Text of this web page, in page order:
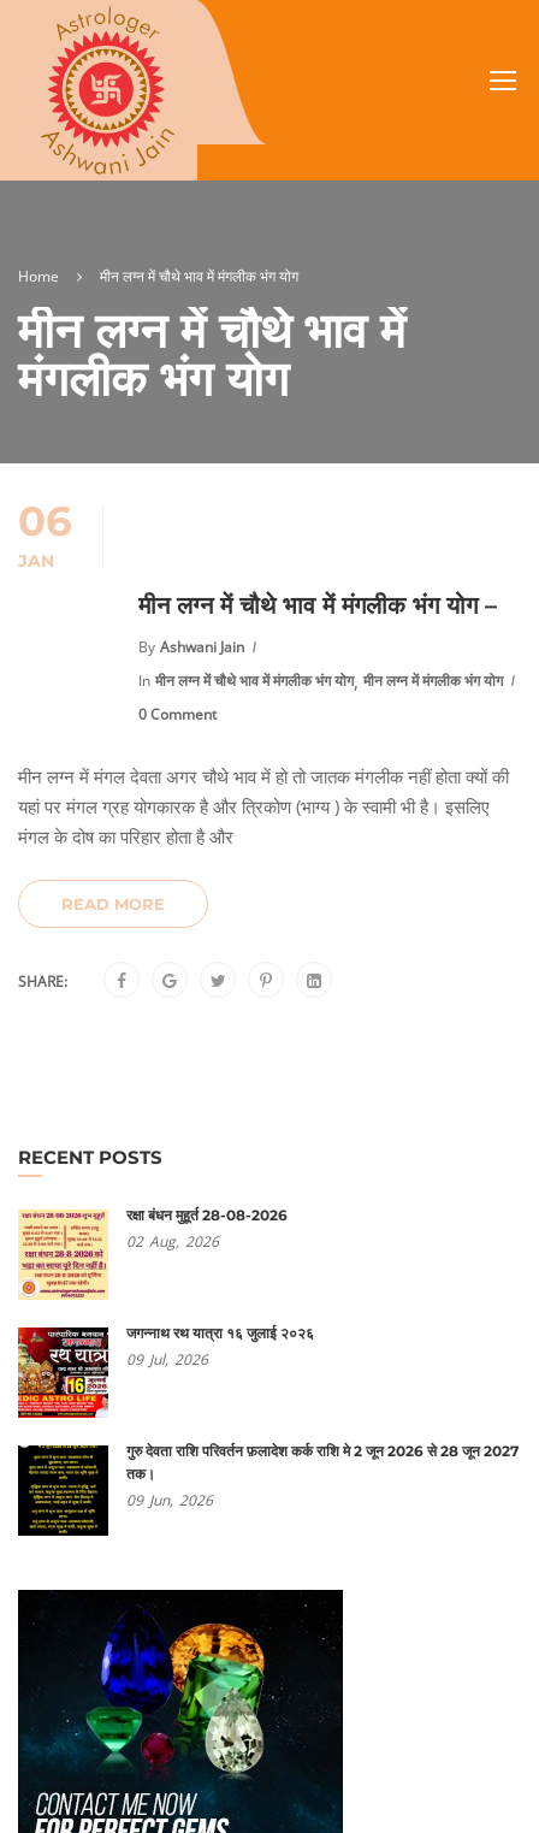
Home मीन लग्न में चौथे भाव में मंगलीक भंग योग
मीन लग्न में चौथे भाव में
मंगलीक भंग योग
06
JAN
मीन लग्न में चौथे भाव में मंगलीक भंग योग –
By Ashwani Jain
In मीन लग्न में चौथे भाव में मंगलीक भंग योग, मीन लग्न में मंगलीक भंग योग
0 Comment
मीन लग्न में मंगल देवता अगर चौथे भाव में हो तो जातक मंगलीक नहीं होता क्यों की
यहां पर मंगल ग्रह योगकारक है और त्रिकोण (भाग्य ) के स्वामी भी है। इसलिए
मंगल के दोष का परिहार होता है और
READ MORE
SHARE:
RECENT POSTS
रक्षा बंधन मुहूर्त 28-08-2026
02 Aug, 2026
जगन्नाथ रथ यात्रा १६ जुलाई २०२६
09 Jul, 2026
गुरु देवता राशि परिवर्तन फ़लादेश कर्क राशि मे 2 जून 2026 से 28 जून 2027
तक।
09 Jun, 2026